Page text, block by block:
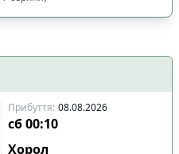
Прибуття: 08.08.2026
сб 00:10
Хорол